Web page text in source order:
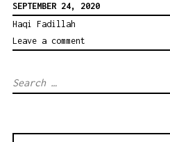
PPN?”
SEPTEMBER 24, 2020
Haqi Fadillah
Leave a comment
Search